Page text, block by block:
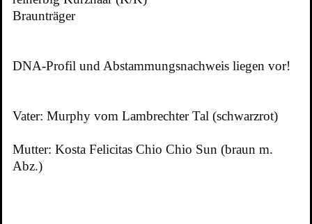
Braunträger
DNA-Profil und Abstammungsnachweis liegen vor!
Vater: Murphy vom Lambrechter Tal (schwarzrot)
Mutter: Kosta Felicitas Chio Chio Sun (braun m.
Abz.)